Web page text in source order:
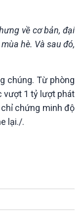
về cơ bản, đại
hè. Và sau đó,
chúng. Từ phòng
vượt 1 tỷ lượt phát
chứng minh độ
lại./.